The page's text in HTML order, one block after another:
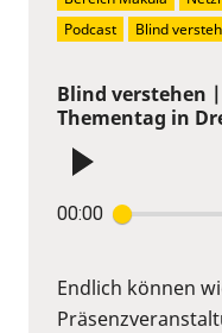
Blind verstehen
Thementag in
00:00
Endlich können
Podcast
Blind